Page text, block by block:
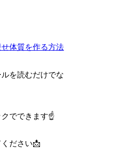
体質を作る方法
を読むだけでな
クでできます☝️
ださい📩